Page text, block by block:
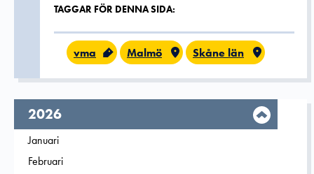
TAGGAR FÖR DENNA SIDA:
vma Malmö Skåne län
År,
2026
Filtrera på
Januari
Filtrera på
Februari